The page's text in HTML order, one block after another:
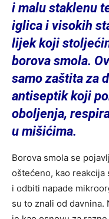
i malu staklenu
iglica i visokih
lijek koji
borova smola.
samo zaštita za
antiseptik koji
oboljenja,
u mišićima.
Borova smola se
oštećeno, kao reakcija
i odbiti napade
su to znali od